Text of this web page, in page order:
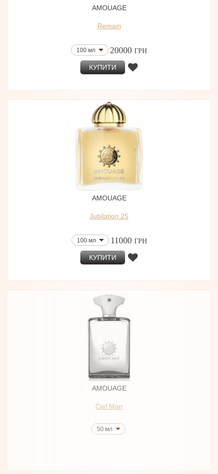
AMOUAGE
Remain
100 мл 20000 ГРН
КУПИТИ
AMOUAGE
Jubilation 25
100 мл 11000 ГРН
КУПИТИ
AMOUAGE
Ciel Man
50 мл